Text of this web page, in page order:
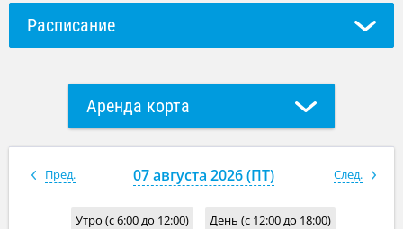
Расписание
Аренда корта
Групповое занятие с тренером
Пред. 07 августа 2026 (ПТ) След.
Утро (с 6:00 до 12:00) День (с 12:00 до 18:00)